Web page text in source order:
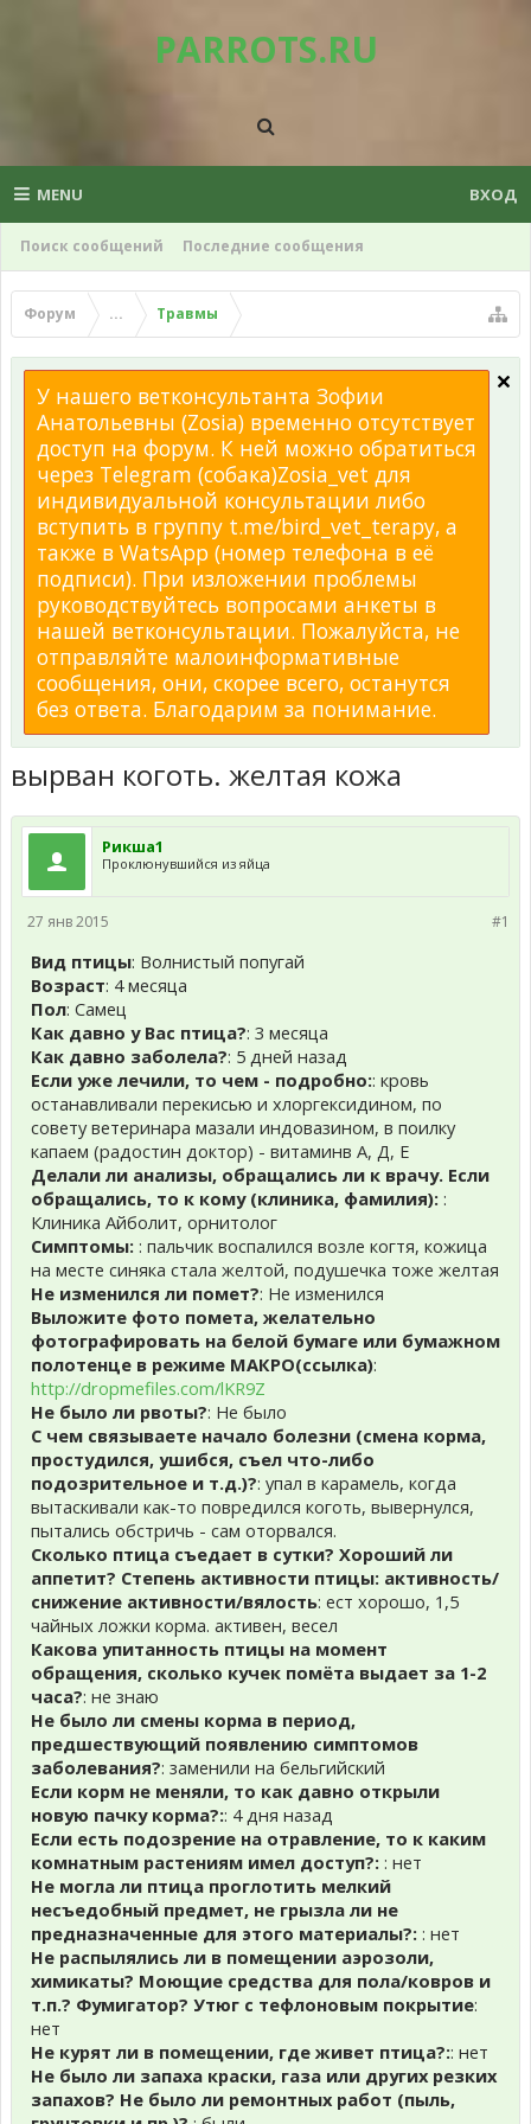
PARROTS.RU
MENU
Поиск сообщений Последние сообщения
ВХОД
Форум ... Травмы
У нашего ветконсультанта Зофии
Анатольевны (Zosia) временно отсутствует
доступ на форум. К ней можно обратиться
через Telegram (собака)Zosia_vet для
индивидуальной консультации либо
вступить в группу t.me/bird_vet_terapy, а
также в WatsApp (номер телефона в её
подписи). При изложении проблемы
руководствуйтесь вопросами анкеты в
нашей ветконсультации. Пожалуйста, не
отправляйте малоинформативные
сообщения, они, скорее всего, останутся
без ответа. Благодарим за понимание.
вырван коготь. желтая кожа
Рикша1
Проклюнувшийся из яйца
#1
27 янв 2015
Вид птицы: Волнистый попугай
Возраст: 4 месяца
Пол: Самец
Как давно у Вас птица?: 3 месяца
Как давно заболела?: 5 дней назад
Если уже лечили, то чем - подробно:: кровь
останавливали перекисью и хлоргексидином, по
совету ветеринара мазали индовазином, в поилку
капаем (радостин доктор) - витаминв А, Д, Е
Делали ли анализы, обращались ли к врачу. Если
обращались, то к кому (клиника, фамилия): :
Клиника Айболит, орнитолог
Симптомы: : пальчик воспалился возле когтя, кожица
на месте синяка стала желтой, подушечка тоже желтая
Не изменился ли помет?: Не изменился
Выложите фото помета, желательно
фотографировать на белой бумаге или бумажном
полотенце в режиме МАКРО(ссылка):
http://dropmefiles.com/lKR9Z
Не было ли рвоты?: Не было
С чем связываете начало болезни (смена корма,
простудился, ушибся, съел что-либо
подозрительное и т.д.)?: упал в карамель, когда
вытаскивали как-то повредился коготь, вывернулся,
пытались обстричь - сам оторвался.
Сколько птица съедает в сутки? Хороший ли
аппетит? Степень активности птицы: активность/
снижение активности/вялость: ест хорошо, 1,5
чайных ложки корма. активен, весел
Какова упитанность птицы на момент
обращения, сколько кучек помёта выдает за 1-2
часа?: не знаю
Не было ли смены корма в период,
предшествующий появлению симптомов
заболевания?: заменили на бельгийский
Если корм не меняли, то как давно открыли
новую пачку корма?:: 4 дня назад
Если есть подозрение на отравление, то к каким
комнатным растениям имел доступ?: : нет
Не могла ли птица проглотить мелкий
несъедобный предмет, не грызла ли не
предназначенные для этого материалы?: : нет
Не распылялись ли в помещении аэрозоли,
химикаты? Моющие средства для пола/ковров и
т.п.? Фумигатор? Утюг с тефлоновым покрытие:
нет
Не курят ли в помещении, где живет птица?:: нет
Не было ли запаха краски, газа или других резких
запахов? Не было ли ремонтных работ (пыль,